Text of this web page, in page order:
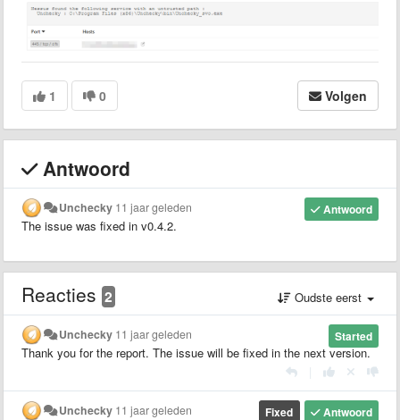
1 0 Volgen
Antwoord
Antwoord
Unchecky 11 jaar geleden
The issue was fixed in v0.4.2.
Reacties 2 Oudste eerst
Started
Unchecky 11 jaar geleden
Thank you for the report. The issue will be fixed in the next version.
Antwoord
Fixed
Unchecky 11 jaar geleden